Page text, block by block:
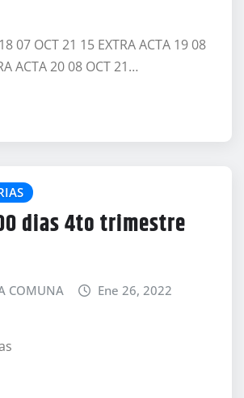
07 OCT 21 15 EXTRA ACTA 19 08
ACTA 20 08 OCT 21…
dias 4to trimestre
COMUNA
Ene 26, 2022